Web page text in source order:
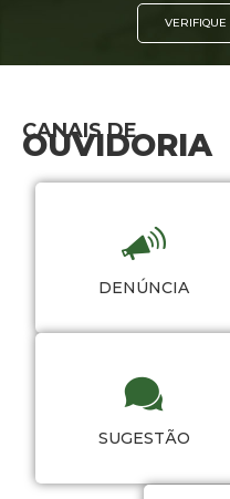
VERIFIQUE
CANAIS DE
OUVIDORIA
DENÚNCIA
SUGESTÃO